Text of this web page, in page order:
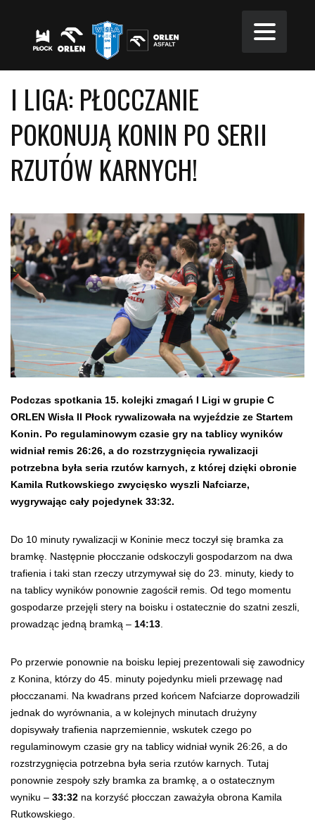
I LIGA: PŁOCCZANIE
POKONUJĄ KONIN PO SERII
RZUTÓW KARNYCH!
Podczas spotkania 15. kolejki zmagań I Ligi w grupie C
ORLEN Wisła II Płock rywalizowała na wyjeździe ze Startem
Konin. Po regulaminowym czasie gry na tablicy wyników
widniał remis 26:26, a do rozstrzygnięcia rywalizacji
potrzebna była seria rzutów karnych, z której dzięki obronie
Kamila Rutkowskiego zwycięsko wyszli Nafciarze,
wygrywając cały pojedynek 33:32.
Do 10 minuty rywalizacji w Koninie mecz toczył się bramka za
bramkę. Następnie płocczanie odskoczyli gospodarzom na dwa
trafienia i taki stan rzeczy utrzymywał się do 23. minuty, kiedy to
na tablicy wyników ponownie zagościł remis. Od tego momentu
gospodarze przejęli stery na boisku i ostatecznie do szatni zeszli,
prowadząc jedną bramką – 14:13
Po przerwie ponownie na boisku lepiej prezentowali się zawodnicy
z Konina, którzy do 45. minuty pojedynku mieli przewagę nad
płocczanami. Na kwadrans przed końcem Nafciarze doprowadzili
jednak do wyrównania, a w kolejnych minutach drużyny
dopisywały trafienia naprzemiennie, wskutek czego po
regulaminowym czasie gry na tablicy widniał wynik 26:26, a do
rozstrzygnięcia potrzebna była seria rzutów karnych. Tutaj
ponownie zespoły szły bramka za bramkę, a o ostatecznym
wyniku – 33:32 na korzyść płocczan zaważyła obrona Kamila
Rutkowskiego.